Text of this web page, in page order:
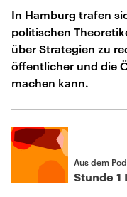
In Hamburg trafen
politischen
über Strategien zu
öffentlicher und die
machen kann.
Aus dem
Stunde 1